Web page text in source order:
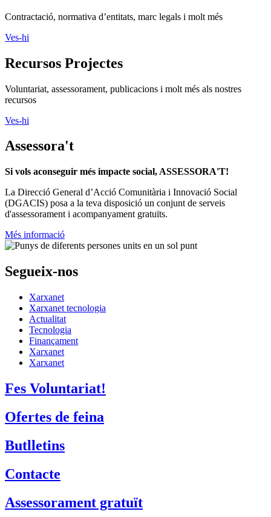
Contractació, normativa d’entitats, marc legals i molt més
Ves-hi
Recursos Projectes
Voluntariat, assessorament, publicacions i molt més als nostres
recursos
Ves-hi
Assessora't
Si vols aconseguir més impacte social, ASSESSORA'T!
La Direcció General d’Acció Comunitària i Innovació Social
(DGACIS) posa a la teva disposició un conjunt de serveis
d'assessorament i acompanyament gratuïts.
Més informació
Segueix-nos
Xarxanet
Xarxanet tecnologia
Actualitat
Tecnologia
Finançament
Xarxanet
Xarxanet
Fes Voluntariat!
Ofertes de feina
Butlletins
Contacte
Assessorament gratuït